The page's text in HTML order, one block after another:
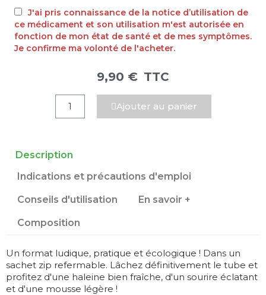
J'ai pris connaissance de la notice d’utilisation de
ce médicament et son utilisation m'est autorisée en
fonction de mon état de santé et de mes symptômes.
Je confirme ma volonté de l'acheter.
9,90 € TTC
Ajouter au panier
Description
Indications et précautions d'emploi
Conseils d'utilisation En savoir +
Composition
Un format ludique, pratique et écologique ! Dans un
sachet zip refermable. Lâchez définitivement le tube et
profitez d'une haleine bien fraîche, d'un sourire éclatant
et d'une mousse légère !